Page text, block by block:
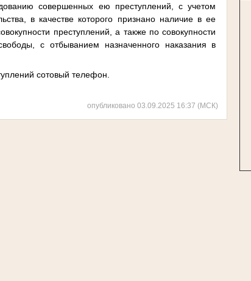
совершенных ею преступлений, с учетом
в качестве которого признано наличие в ее
преступлений, а также по совокупности
с отбыванием назначенного наказания в
сотовый телефон.
опубликовано 03.09.2025 16:37 (МСК)